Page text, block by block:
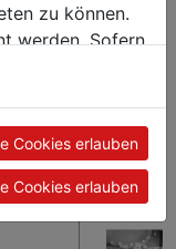
zu können.
werden. Sofern
Sie
Cookies erlauben
Cookies erlauben